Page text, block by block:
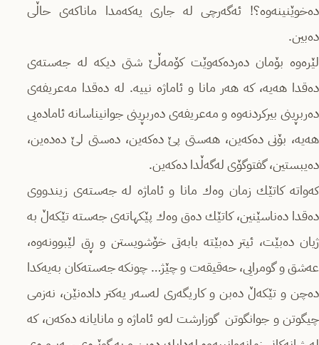
دەخوێنینەوە؟! ئەگەرچی لە جاری یەكەمدا ماناكەی حاڵی
دەبین.
لێرەوە بۆمان دەردەكەوێت كۆمەڵێ‌ شتی دیكە لە جەستەی
دەقدا هەیە، كە هەر مانا و ئاماژە نییە. لە دەقدا مەعریفەی
دەربڕینی بیركردنەوە و مەعریفەی دەربڕینی جوانیناسانە ئامادەیی
هەیە، بۆنی دەكەین، هەستی پێ دەكەین، دەستی لێ دەدەین،
دەیبستین، گفتوگۆی لەگەڵدا دەكەین.
كەواتە كاتێك زمان وەك مانا و ئاماژە لە جەستەی زیندووی
دەقدا دەناسێنین، كاتێك دەق وەك پێكهاتەی جەستە تێكەڵ بە
ژیان دەبێت، ئیتر دەبێتە بابەتی خۆشویستن و ڕق لێبوونەوە،
عەشق و گومرایی، حەقیقەت و چێژ… چونكە جەستەكان بەیەكدا
دەچن و تێكەڵ دەبن و كاریگەری لەسەر یەكتر دادەنێن، نەزمی
چیگوتن و جوانگوتن گوزارشت لەو ئاماژە و مانایانە دەكەن، كە